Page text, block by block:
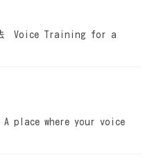
法 Voice Training for a
A place where your voice